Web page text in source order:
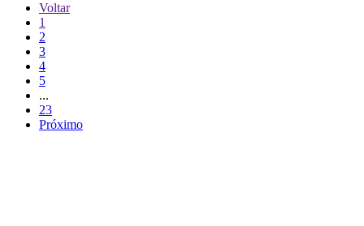
Voltar
1
2
3
4
5
...
23
Próximo